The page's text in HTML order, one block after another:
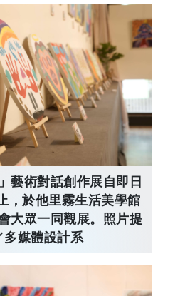
藝術對話創作展自即日
，於他里霧生活美學館
大眾一同觀展。照片提
多媒體設計系